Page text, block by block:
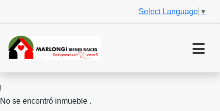
Select Language ▼
No se encontró inmueble .